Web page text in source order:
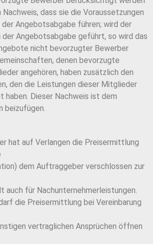
Nachweis, dass sie die Voraussetzungen
Angebotsabgabe führen; wird der
der Angebotsabgabe geführt, so wird das
nicht bevorzugter Bewerber
denen bevorzugte
angehören, haben zusätzlich den
den die Leistungen dieser Mitglieder
haben. Dieser Nachweis ist dem
beizufügen.
hat auf Verlangen die Preisermittlung
dem Auftraggeber verschlossen zur
auch für Nachunternehmerleistungen.
die Preisermittlung bei Vereinbarung
vertraglichen Ansprüchen öffnen